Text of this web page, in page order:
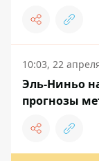
10:03, 22
Эль-Ниньо
прогнозы